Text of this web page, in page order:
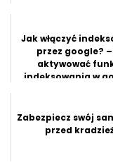
Jak włączyć
przez google?
aktywować
indeksowania w
Zabezpiecz swój
przed